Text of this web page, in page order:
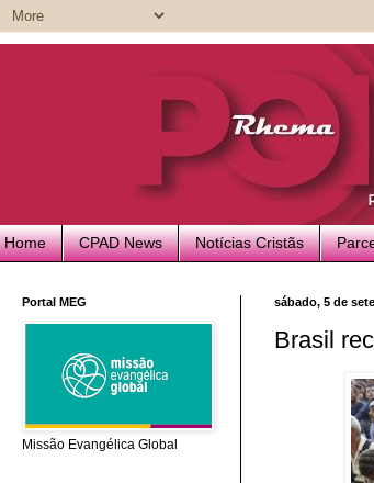
Home CPAD News Notícias Cristãs
sábado, 5 de
Brasil
Portal MEG
Missão Evangélica Global